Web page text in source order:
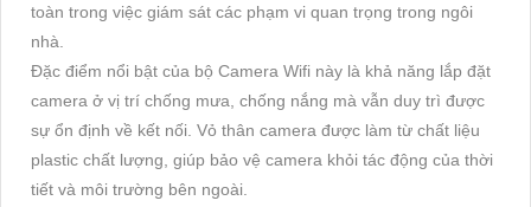
toàn trong việc giám sát các phạm vi quan trọng trong ngôi
nhà.
Đặc điểm nổi bật của bộ Camera Wifi này là khả năng lắp đặt
camera ở vị trí chống mưa, chống nắng mà vẫn duy trì được
sự ổn định về kết nối. Vỏ thân camera được làm từ chất liệu
plastic chất lượng, giúp bảo vệ camera khỏi tác động của thời
tiết và môi trường bên ngoài.